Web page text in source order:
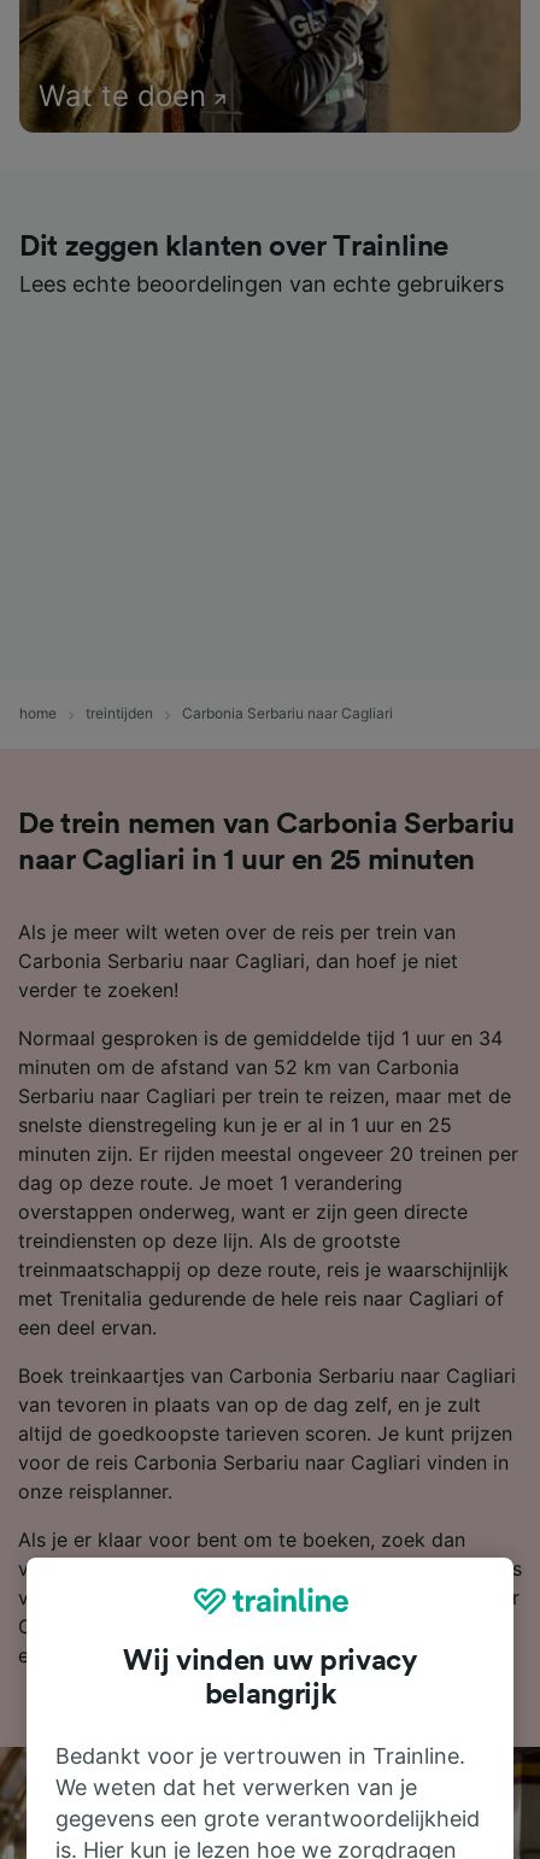
Wat te doen
Dit zeggen klanten over Trainline
Lees echte beoordelingen van echte gebruikers
home treintijden Carbonia Serbariu naar Cagliari
De trein nemen van Carbonia Serbariu
naar Cagliari in 1 uur en 25 minuten
Als je meer wilt weten over de reis per trein van
Carbonia Serbariu naar Cagliari, dan hoef je niet
verder te zoeken!
Normaal gesproken is de gemiddelde tijd 1 uur en 34
minuten om de afstand van 52 km van Carbonia
Serbariu naar Cagliari per trein te reizen, maar met de
snelste dienstregeling kun je er al in 1 uur en 25
minuten zijn. Er rijden meestal ongeveer 20 treinen per
dag op deze route. Je moet 1 verandering
overstappen onderweg, want er zijn geen directe
treindiensten op deze lijn. Als de grootste
treinmaatschappij op deze route, reis je waarschijnlijk
met Trenitalia gedurende de hele reis naar Cagliari of
een deel ervan.
Boek treinkaartjes van Carbonia Serbariu naar Cagliari
van tevoren in plaats van op de dag zelf, en je zult
altijd de goedkoopste tarieven scoren. Je kunt prijzen
voor de reis Carbonia Serbariu naar Cagliari vinden in
onze reisplanner.
Als je er klaar voor bent om te boeken, zoek dan
vandaag nog bij ons naar goedkope treinkaartjes. Lees
verder voor meer informatie over de reis per trein naar
Cagliari, zoals onze dienstregeling waarin je de eerste
en laatste treinen kunt bekijken.
Wij vinden uw privacy
belangrijk
Bedankt voor je vertrouwen in Trainline.
We weten dat het verwerken van je
gegevens een grote verantwoordelijkheid
is. Hier kun je lezen hoe we zorgdragen